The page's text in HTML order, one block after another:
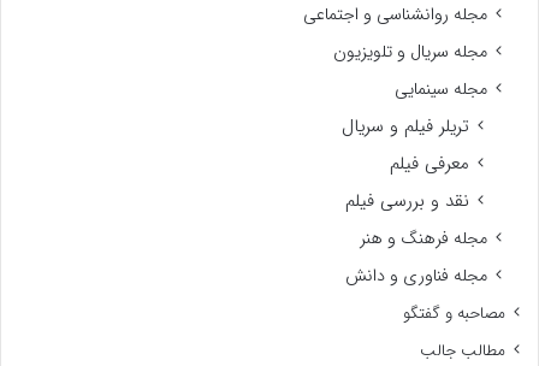
مجله روانشناسی و اجتماعی
مجله سریال و تلویزیون
مجله سینمایی
تریلر فیلم و سریال
معرفی فیلم
نقد و بررسی فیلم
مجله فرهنگ و هنر
مجله فناوری و دانش
مصاحبه و گفتگو
مطالب جالب